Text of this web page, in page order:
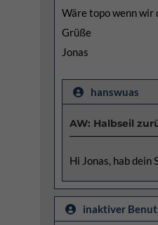
Wäre topo wenn wir
Grüße
Jonas
hanswuas
AW: Halbseil
Hi Jonas, hab dein
inaktiver